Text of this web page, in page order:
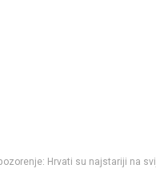
Hrvati su najstariji na